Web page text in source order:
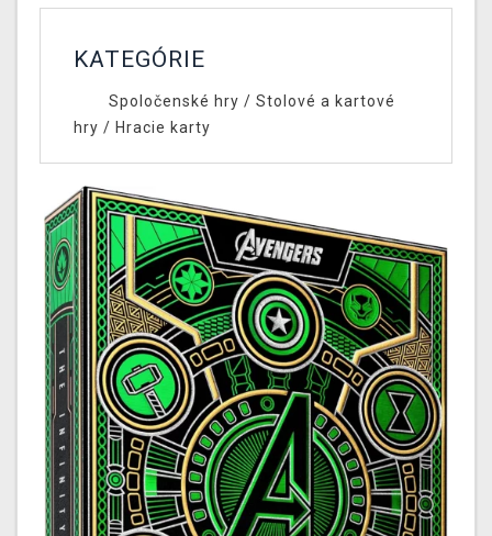
KATEGÓRIE
Spoločenské hry / Stolové a kartové
hry / Hracie karty